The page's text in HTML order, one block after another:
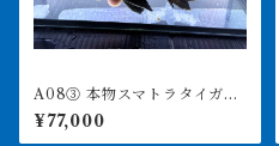
A08③ 本物スマトラタイガ
ー セミショート 17.5㎝前
後 イエロー
¥77,000